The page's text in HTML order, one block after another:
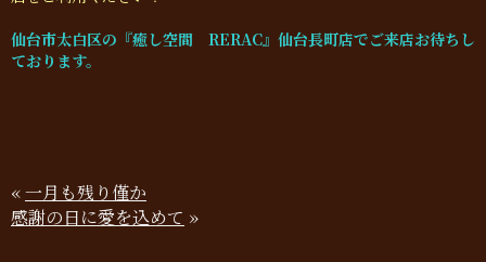
仙台市太白区の『癒し空間 RERAC』仙台長町店でご来店お待ちし
ております。
« 一月も残り僅か
感謝の日に愛を込めて »